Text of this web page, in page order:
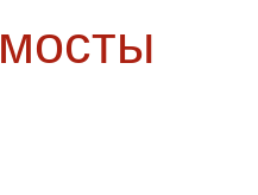
мосты